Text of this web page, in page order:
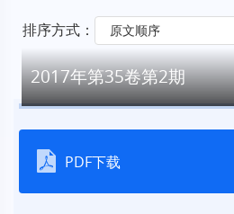
排序方式：
2017年第35卷第2期
PDF下载